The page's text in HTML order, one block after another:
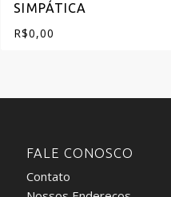
SIMPÁTICA
R$0,00
FALE CONOSCO
Contato